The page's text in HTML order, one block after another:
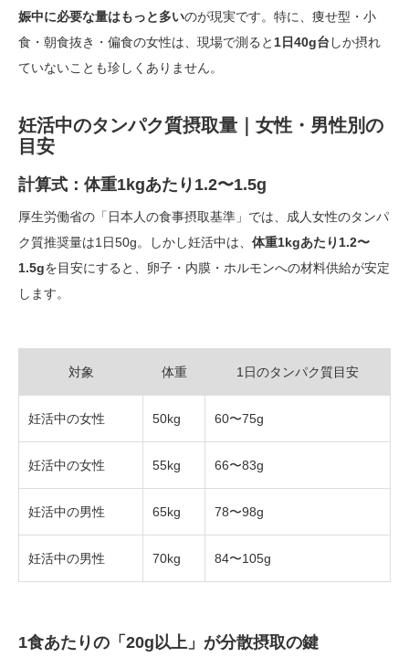
娠中に必要な量はもっと多いのが現実です。特に、痩せ型・小
食・朝食抜き・偏食の女性は、現場で測ると 1日40g台 しか摂れ
ていないことも珍しくありません。
妊活中のタンパク質摂取量｜女性・男性別の
目安
計算式：体重1kgあたり1.2〜1.5g
厚生労働省の「日本人の食事摂取基準」では、成人女性のタンパ
ク質推奨量は1日50g。しかし妊活中は、 体重1kgあたり1.2〜
1.5gを目安にすると、卵子・内膜・ホルモンへの材料供給が安定
します。
対象 体重 1日のタンパク質目安
妊活中の女性 50kg 60〜75g
妊活中の女性 55kg 66〜83g
妊活中の男性 65kg 78〜98g
妊活中の男性 70kg 84〜105g
1食あたりの「20g以上」が分散摂取の鍵